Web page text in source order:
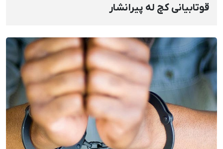
قوتابیانی کچ لە پیرانشار